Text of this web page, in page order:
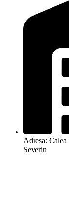
Adresa: Calea
Severin